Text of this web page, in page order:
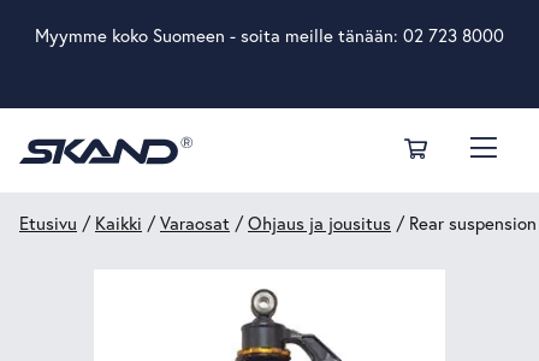
Myymme koko Suomeen - soita meille tänään: 02 723 8000
Etusivu / Kaikki /Varaosat /Ohjaus ja jousitus / Rear suspension